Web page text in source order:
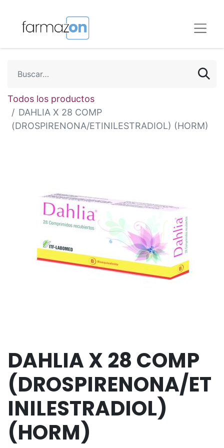
Todos los productos
DAHLIA X 28 COMP
(DROSPIRENONA/ETINILESTRADIOL) (HORM)
DAHLIA X 28 COMP
(DROSPIRENONA/ET
INILESTRADIOL)
(HORM)